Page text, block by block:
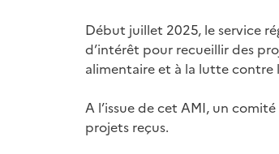
Début juillet 2025, le service
d’intérêt pour recueillir des
alimentaire et à la lutte contre
A l’issue de cet AMI, un
projets reçus.